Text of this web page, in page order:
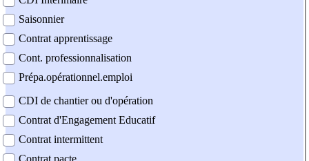
Saisonnier
Contrat apprentissage
Cont. professionnalisation
Prépa.opérationnel.emploi
CDI de chantier ou d'opération
Contrat d'Engagement Educatif
Contrat intermittent